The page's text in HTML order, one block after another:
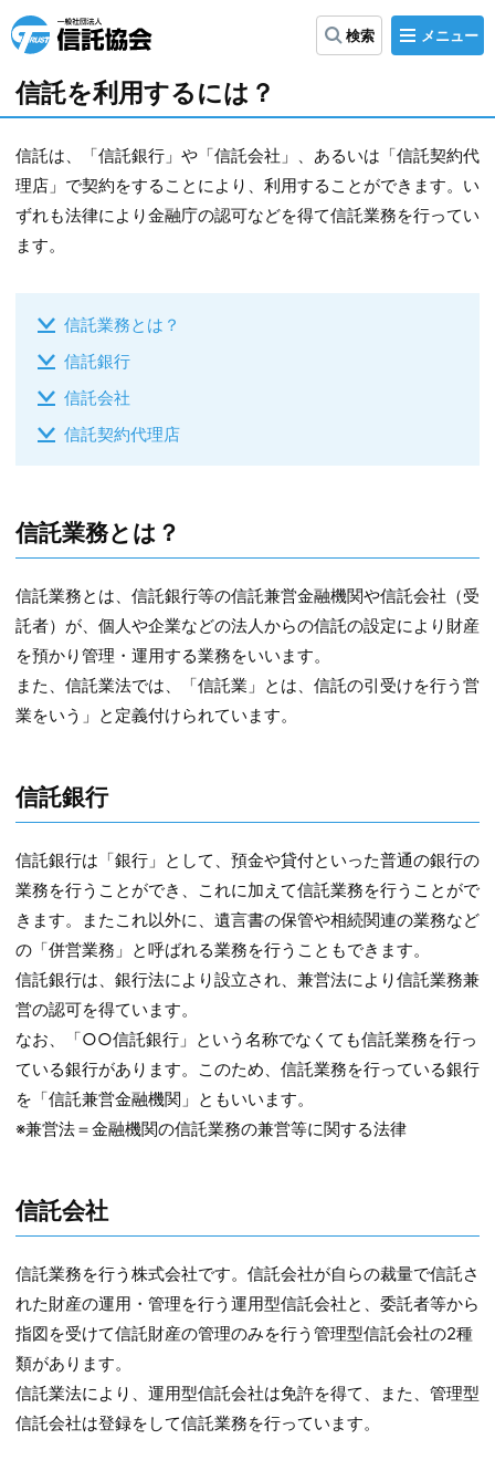
託
協
会
検索
メ
信託を利用するには？
信託は、「信託銀行」や「信託会社」、あるいは「信託契約代
理店」で契約をすることにより、利用することができます。い
ずれも法律により金融庁の認可などを得て信託業務を行ってい
ます。
信託業務とは？
信託銀行
信託会社
信託契約代理店
信託業務とは？
信託業務とは、信託銀行等の信託兼営金融機関や信託会社（受
託者）が、個人や企業などの法人からの信託の設定により財産
を預かり管理・運用する業務をいいます。
また、信託業法では、「信託業」とは、信託の引受けを行う営
業をいう」と定義付けられています。
信託銀行
信託銀行は「銀行」として、預金や貸付といった普通の銀行の
業務を行うことができ、これに加えて信託業務を行うことがで
きます。またこれ以外に、遺言書の保管や相続関連の業務など
の「併営業務」と呼ばれる業務を行うこともできます。
信託銀行は、銀行法により設立され、兼営法により信託業務兼
営の認可を得ています。
なお、「○○信託銀行」という名称でなくても信託業務を行っ
ている銀行があります。このため、信託業務を行っている銀行
を「信託兼営金融機関」ともいいます。
※兼営法＝金融機関の信託業務の兼営等に関する法律
信託会社
信託業務を行う株式会社です。信託会社が自らの裁量で信託さ
れた財産の運用・管理を行う運用型信託会社と、委託者等から
指図を受けて信託財産の管理のみを行う管理型信託会社の2種
類があります。
信託業法により、運用型信託会社は免許を得て、また、管理型
信託会社は登録をして信託業務を行っています。